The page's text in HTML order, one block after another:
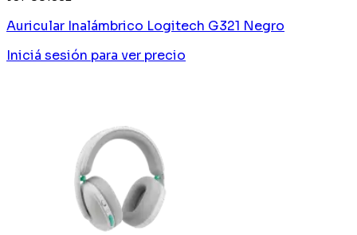
Auricular Inalámbrico Logitech G321 Negro
Iniciá sesión para ver precio